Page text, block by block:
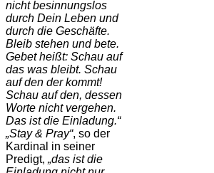
nicht besinnungslos
durch Dein Leben und
durch die Geschäfte.
Bleib stehen und bete.
Gebet heißt: Schau auf
das was bleibt. Schau
auf den der kommt!
Schau auf den, dessen
Worte nicht vergehen.
Das ist die Einladung.“
„Stay & Pray“, so der
Kardinal in seiner
Predigt, „das ist die